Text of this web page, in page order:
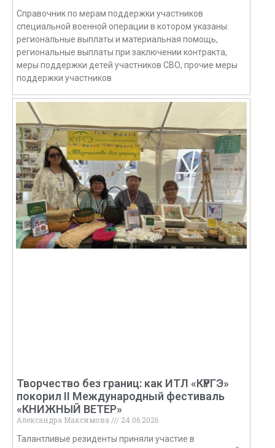
Справочник по мерам поддержки участников
специальной военной операции в котором указаны:
региональные выплаты и материальная помощь,
региональные выплаты при заключении контракта,
меры поддержки детей участников СВО, прочие меры
поддержки участников
Творчество без границ: как ИТЛ «КҮРГЭ»
покорил II Международный фестиваль
«КНИЖНЫЙ ВЕТЕР»
Александра Максимова
24.06.2026
Талантливые резиденты приняли участие в